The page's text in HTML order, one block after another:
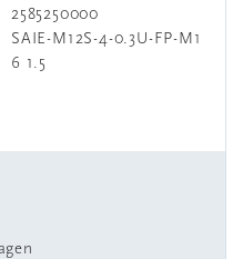
2585250000
SAIE-M12S-4-0.3U-FP-M1
6 1.5